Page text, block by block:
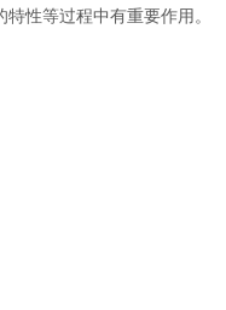
性等过程中有重要作用。